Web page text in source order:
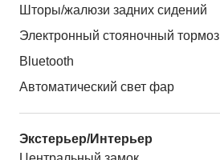
Шторы/жалюзи задних сидений
Электронный стояночный тормоз
Bluetooth
Автоматический свет фар
Экстерьер/Интерьер